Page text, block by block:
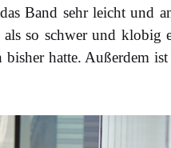
Band sehr leicht und
so schwer und klobig
hatte. Außerdem ist